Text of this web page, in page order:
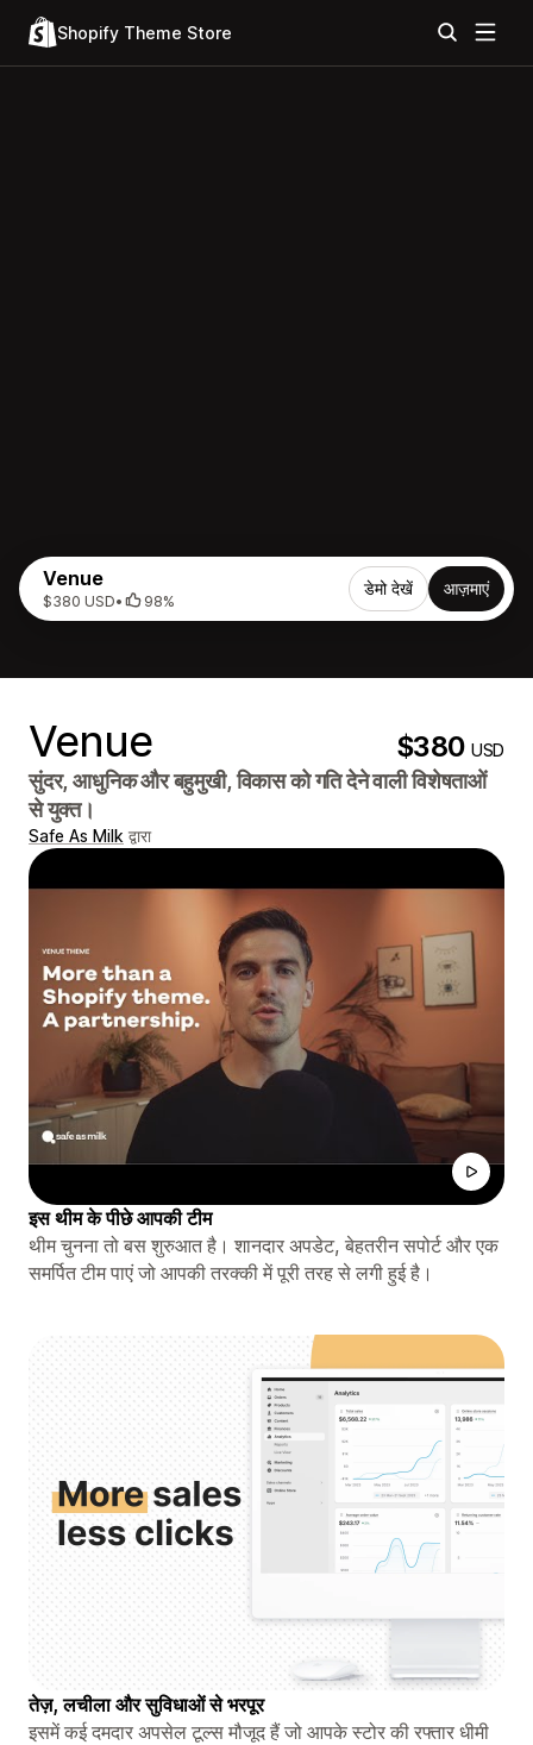
Shopify Theme Store
Venue
$380 USD• 98%
डेमो देखें आज़माएं
Venue $380USD
सुंदर, आधुनिक और बहुमुखी, विकास को गति देने वाली विशेषताओं
से युक्त।
Safe As Milk द्वारा
इस थीम के पीछे आपकी टीम
थीम चुनना तो बस शुरुआत है। शानदार अपडेट, बेहतरीन सपोर्ट और एक
समर्पित टीम पाएं जो आपकी तरक्की में पूरी तरह से लगी हुई है।
तेज़, लचीला और सुविधाओं से भरपूर
इसमें कई दमदार अपसेल टूल्स मौजूद हैं जो आपके स्टोर की रफ्तार धीमी